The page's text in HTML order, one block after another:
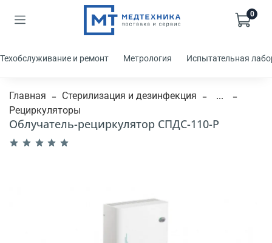
0
Техобслуживание и ремонт Метрология Испытательная
Главная Стерилизация и дезинфекция
...
Рециркуляторы
Облучатель-рециркулятор СПДС-110-Р